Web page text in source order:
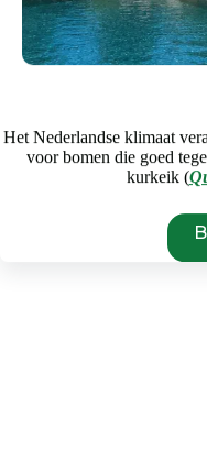
Het Nederlandse klimaat
voor bomen die goed
kurkeik (